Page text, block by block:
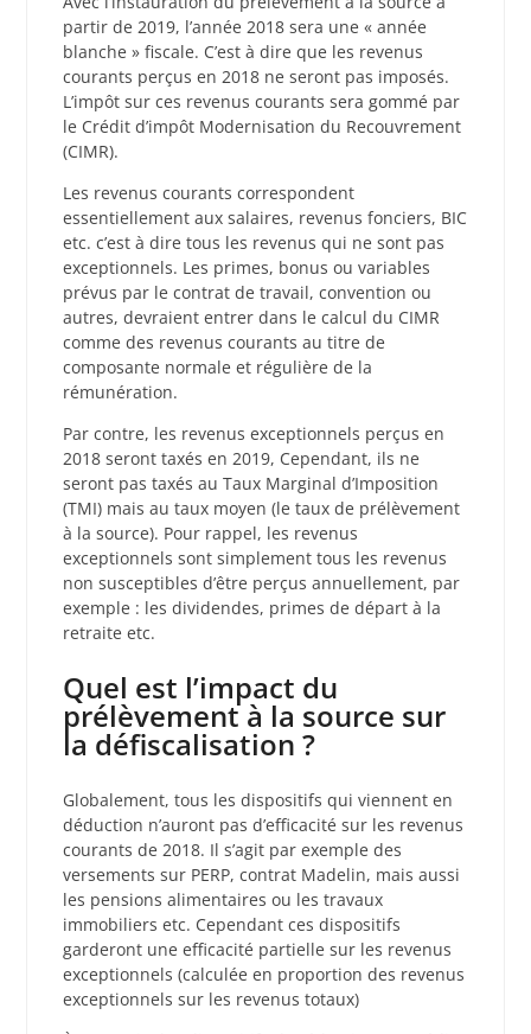
partir de 2019, l’année 2018 sera une « année
blanche » fiscale. C’est à dire que les revenus
courants perçus en 2018 ne seront pas imposés.
L’impôt sur ces revenus courants sera gommé par
le Crédit d’impôt Modernisation du Recouvrement
(CIMR).
Les revenus courants correspondent
essentiellement aux salaires, revenus fonciers, BIC
etc. c’est à dire tous les revenus qui ne sont pas
exceptionnels. Les primes, bonus ou variables
prévus par le contrat de travail, convention ou
autres, devraient entrer dans le calcul du CIMR
comme des revenus courants au titre de
composante normale et régulière de la
rémunération.
Par contre, les revenus exceptionnels perçus en
2018 seront taxés en 2019, Cependant, ils ne
seront pas taxés au Taux Marginal d’Imposition
(TMI) mais au taux moyen (le taux de prélèvement
à la source). Pour rappel, les revenus
exceptionnels sont simplement tous les revenus
non susceptibles d’être perçus annuellement, par
exemple : les dividendes, primes de départ à la
retraite etc.
Quel est l’impact du
prélèvement à la source sur
la défiscalisation ?
Globalement, tous les dispositifs qui viennent en
déduction n’auront pas d’efficacité sur les revenus
courants de 2018. Il s’agit par exemple des
versements sur PERP, contrat Madelin, mais aussi
les pensions alimentaires ou les travaux
immobiliers etc. Cependant ces dispositifs
garderont une efficacité partielle sur les revenus
exceptionnels (calculée en proportion des revenus
exceptionnels sur les revenus totaux)